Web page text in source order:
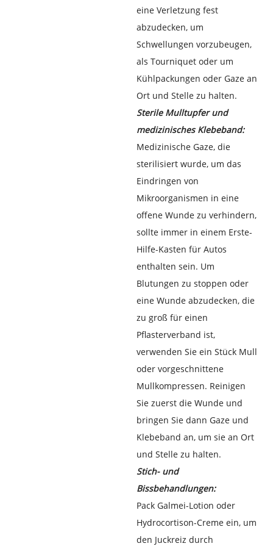
eine Verletzung fest
abzudecken, um
Schwellungen vorzubeugen,
als Tourniquet oder um
Kühlpackungen oder Gaze an
Ort und Stelle zu halten.
Sterile Mulltupfer und
medizinisches Klebeband:
Medizinische Gaze, die
sterilisiert wurde, um das
Eindringen von
Mikroorganismen in eine
offene Wunde zu verhindern,
sollte immer in einem Erste-
Hilfe-Kasten für Autos
enthalten sein. Um
Blutungen zu stoppen oder
eine Wunde abzudecken, die
zu groß für einen
Pflasterverband ist,
verwenden Sie ein Stück Mull
oder vorgeschnittene
Mullkompressen. Reinigen
Sie zuerst die Wunde und
bringen Sie dann Gaze und
Klebeband an, um sie an Ort
und Stelle zu halten.
Stich- und
Bissbehandlungen:
Pack Galmei-Lotion oder
Hydrocortison-Creme ein, um
den Juckreiz durch